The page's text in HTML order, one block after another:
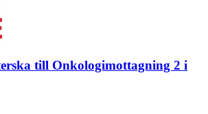
till Onkologimottagning 2 i